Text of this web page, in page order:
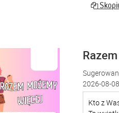
2026-08-